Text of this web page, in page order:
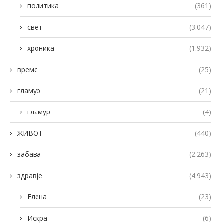
политика (361)
свет (3.047)
хроника (1.932)
време (25)
гламур (21)
гламур (4)
ЖИВОТ (440)
забава (2.263)
здравје (4.943)
Елена (23)
Искра (6)